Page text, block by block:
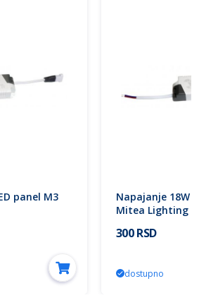
panel M3
Napajanje 18W
Mitea Lighting
300 RSD
dostupno